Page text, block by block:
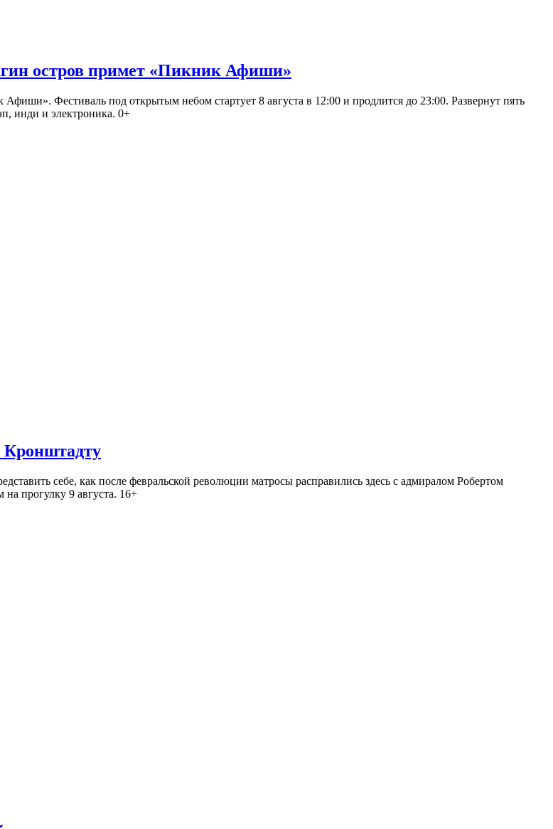
остров примет «Пикник Афиши»
Фестиваль под открытым небом стартует 8 августа в 12:00 и продлится до 23:00. Развернут пять
инди и электроника. 0+
Кронштадту
себе, как после февральской революции матросы расправились здесь с адмиралом Робертом
прогулку 9 августа. 16+